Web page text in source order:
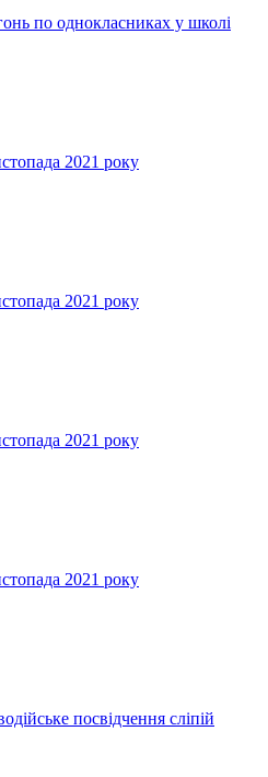
по однокласниках у школі
2021 року
2021 року
2021 року
2021 року
посвідчення сліпій